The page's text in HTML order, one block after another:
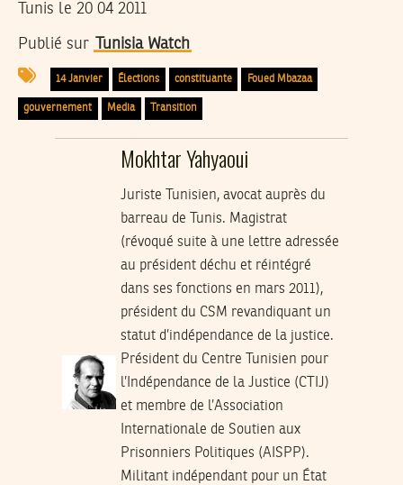
Tunis le 20 04 2011
Publié sur Tunisia Watch
14 Janvier Élections constituante Foued Mbazaa
gouvernement Media Transition
Mokhtar Yahyaoui
Juriste Tunisien, avocat auprès du
barreau de Tunis. Magistrat
(révoqué suite à une lettre adressée
au président déchu et réintégré
dans ses fonctions en mars 2011),
président du CSM revandiquant un
statut d’indépendance de la justice.
Président du Centre Tunisien pour
l’Indépendance de la Justice (CTIJ)
et membre de l’Association
Internationale de Soutien aux
Prisonniers Politiques (AISPP).
Militant indépendant pour un État